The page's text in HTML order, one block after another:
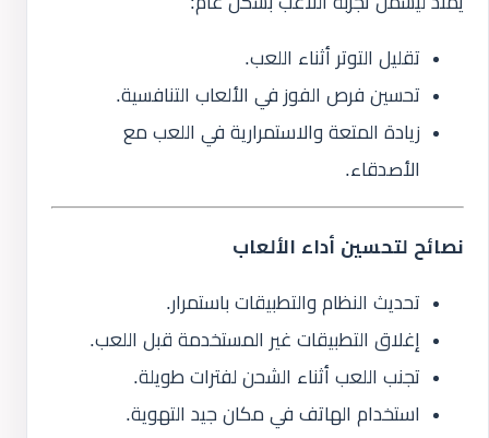
تقليل التوتر أثناء اللعب.
تحسين فرص الفوز في الألعاب التنافسية.
زيادة المتعة والاستمرارية في اللعب مع
الأصدقاء.
نصائح لتحسين أداء الألعاب
تحديث النظام والتطبيقات باستمرار.
إغلاق التطبيقات غير المستخدمة قبل اللعب.
تجنب اللعب أثناء الشحن لفترات طويلة.
استخدام الهاتف في مكان جيد التهوية.